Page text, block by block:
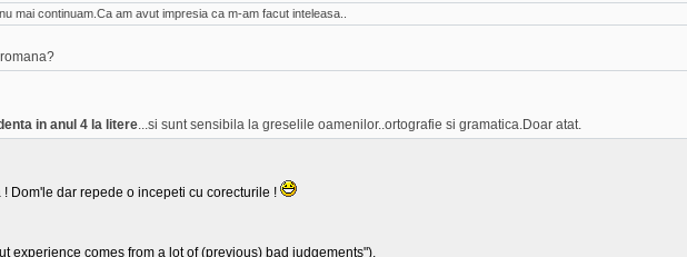
mai continuam.Ca am avut impresia ca m-am facut inteleasa..
in anul 4 la litere...si sunt sensibila la greselile oamenilor..ortografie si gramatica.Doar atat.
Dom'le dar repede o incepeti cu corecturile !
experience comes from a lot of (previous) bad judgements").